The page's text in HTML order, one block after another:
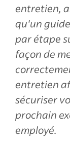
entretien,
qu'un
par étape
façon de
entretien
sécuriser
prochain
employé.